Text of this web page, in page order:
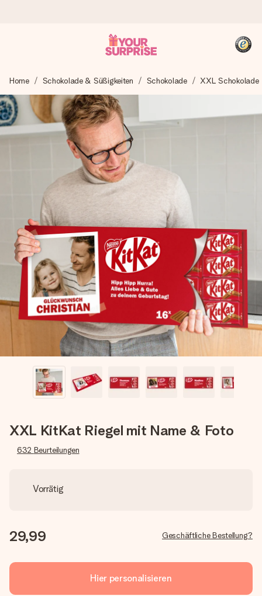
Wir bereiten dein Geschenk sorgfältig vor und schicken es
blitzschnell – damit du es genau zum richtigen Zeitpunkt
überreichen kannst, wenn es am meisten zählt.
4,8 (basierend auf +15.000 Bewertungen)
Unsere Geschenke begeistern. Kunden bewerten uns mit
4,8 bei Google Reviews (Gesamtergebnis aller Länder, in
die wir versenden).
+49 39292 929695
Montag - Freitag : 8:30 - 17:00 Uhr
Samstag - Sonntag : 8:30 - 13:00 Uhr
Home Schokolade & Süßigkeiten Schokolade XXL Schokolade
XXL KitKat Riegel mit Name & Foto
632 Beurteilungen
Vorrätig
29,99 Geschäftliche Bestellung?
Hier personalisieren